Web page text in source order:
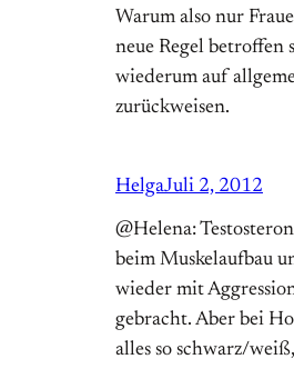
Warum also nur
neue Regel betroffen
wiederum auf
zurückweisen.
HelgaJuli 2, 2012
@Helena:
beim Muskelaufbau
wieder mit
gebracht. Aber bei
alles so schwarz/